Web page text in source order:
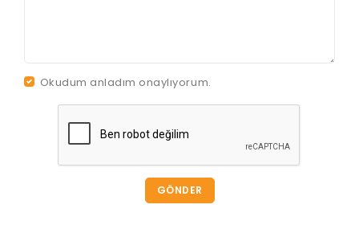
Okudum anladım onaylıyorum.
GÖNDER